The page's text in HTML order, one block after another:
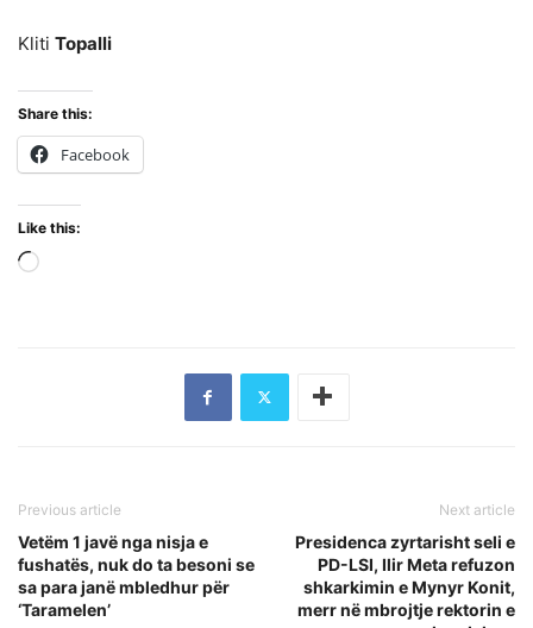
Kliti Topalli
Share this:
Facebook
Like this:
Previous article
Vetëm 1 javë nga nisja e
fushatës, nuk do ta besoni se
sa para janë mbledhur për
‘Taramelen’
Next article
Presidenca zyrtarisht seli e
PD-LSI, Ilir Meta refuzon
shkarkimin e Mynyr Konit,
merr në mbrojtje rektorin e